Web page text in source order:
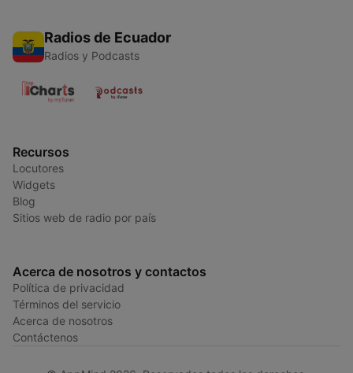
Radios de Ecuador
Radios y Podcasts
Recursos
Locutores
Widgets
Blog
Sitios web de radio por país
Acerca de nosotros y contactos
Política de privacidad
Términos del servicio
Acerca de nosotros
Contáctenos